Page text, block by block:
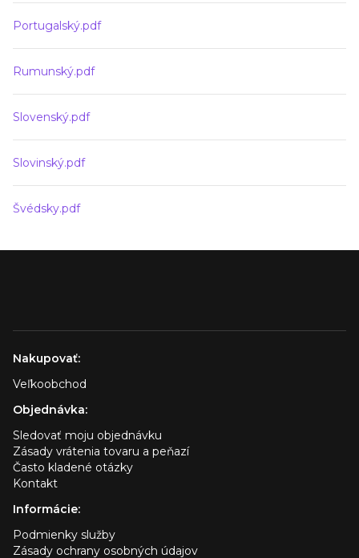
Portugalský.pdf
Rumunský.pdf
Slovenský.pdf
Slovinský.pdf
Švédsky.pdf
Nakupovať:
Veľkoobchod
Objednávka:
Sledovať moju objednávku
Zásady vrátenia tovaru a peňazí
Často kladené otázky
Kontakt
Informácie:
Podmienky služby
Zásady ochrany osobných údajov